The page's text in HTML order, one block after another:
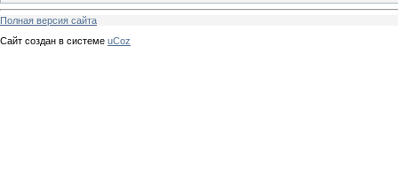
Полная версия сайта
Сайт создан в системе uCoz